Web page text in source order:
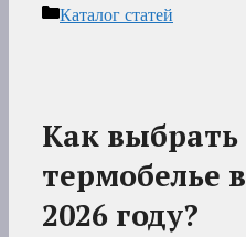
Рубрики
Каталог статей
Как выбрать
термобелье в
2026 году?